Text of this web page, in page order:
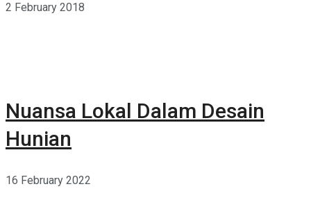
2 February 2018
Nuansa Lokal Dalam Desain
Hunian
16 February 2022